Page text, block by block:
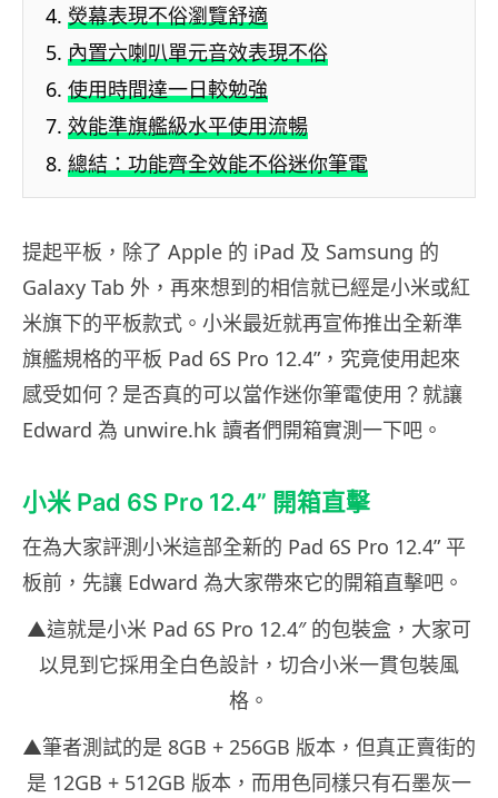
熒幕表現不俗瀏覽舒適
內置六喇叭單元音效表現不俗
使用時間達一日較勉強
效能準旗艦級水平使用流暢
總結：功能齊全效能不俗迷你筆電
提起平板，除了 Apple 的 iPad 及 Samsung 的
Galaxy Tab 外，再來想到的相信就已經是小米或紅
米旗下的平板款式。小米最近就再宣佈推出全新準
旗艦規格的平板 Pad 6S Pro 12.4”，究竟使用起來
感受如何？是否真的可以當作迷你筆電使用？就讓
Edward 為 unwire.hk 讀者們開箱實測一下吧。
小米 Pad 6S Pro 12.4” 開箱直擊
在為大家評測小米這部全新的 Pad 6S Pro 12.4” 平
板前，先讓 Edward 為大家帶來它的開箱直擊吧。
▲這就是小米 Pad 6S Pro 12.4″ 的包裝盒，大家可
以見到它採用全白色設計，切合小米一貫包裝風
格。
▲筆者測試的是 8GB + 256GB 版本，但真正賣街的
是 12GB + 512GB 版本，而用色同樣只有石墨灰一